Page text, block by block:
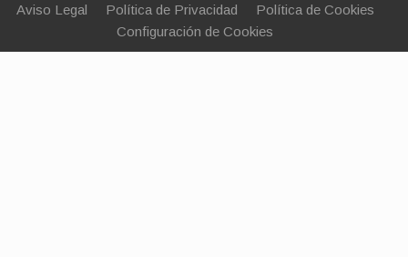
Aviso Legal Política de Privacidad
Política de Cookies
Configuración de Cookies